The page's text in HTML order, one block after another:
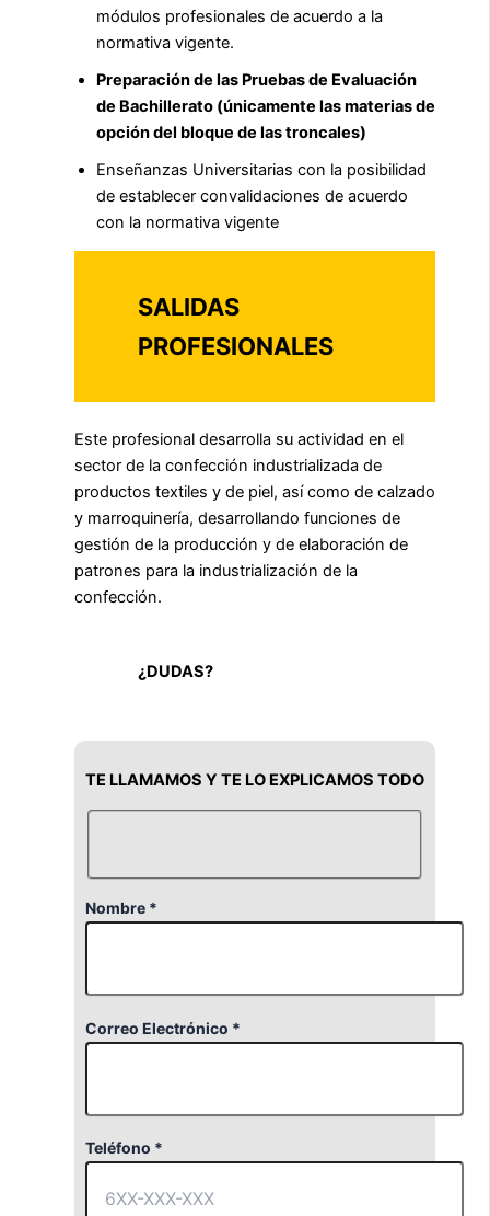
módulos profesionales de acuerdo a la
normativa vigente.
Preparación de las Pruebas de Evaluación
de Bachillerato (únicamente las materias de
opción del bloque de las troncales)
Enseñanzas Universitarias con la posibilidad
de establecer convalidaciones de acuerdo
con la normativa vigente
SALIDAS
PROFESIONALES
Este profesional desarrolla su actividad en el
sector de la confección industrializada de
productos textiles y de piel, así como de calzado
y marroquinería, desarrollando funciones de
gestión de la producción y de elaboración de
patrones para la industrialización de la
confección.
¿DUDAS?
TE LLAMAMOS Y TE LO EXPLICAMOS TODO
Nombre *
Correo Electrónico *
Teléfono *